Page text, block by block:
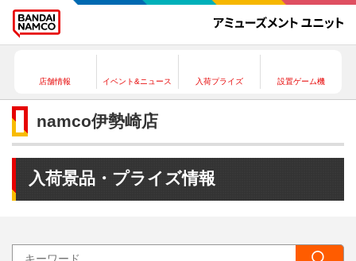
店舗情報 イベント&ニュース 入荷プライズ 設置ゲーム機
namco伊勢崎店
入荷景品・プライズ情報